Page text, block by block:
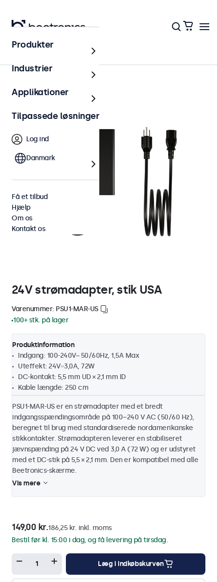
24V strømadapter, stik USA
Varenummer: PSU1-MAR-US
100+ stk. på lager
Produktinformation
Indgang: 100-240V~ 50/60Hz, 1,5A Max
Uteffekt: 24V⎓3,0A, 72W
DC-kontakt: 5,5 mm UD × 2,1 mm ID
Kable længde: 250 cm
PSU1-MAR-US er en strømadapter med et bredt
indgangsspændingsområde på 100–240 V AC (50/60 Hz),
beregnet til brug med standardiserede nordamerikanske
stikkontakter. Strømadapteren leverer en stabiliseret
jævnspænding på 24 V DC ved 3,0 A (72 W) og er udstyret
med et DC-stik på 5,5 × 2,1 mm. Den er kompatibel med alle
Beetronics-skærme.
Vis mere
149,00 kr.186,25 kr. inkl. moms
Bestil før kl. 15:00 i dag, og få levering på tirsdag.
Læg i indkøbskurven
Produkter
Industrier
Applikationer
Tilpassede løsninger
Log ind
Danmark
Få et tilbud
Hjælp
Om os
Kontakt os